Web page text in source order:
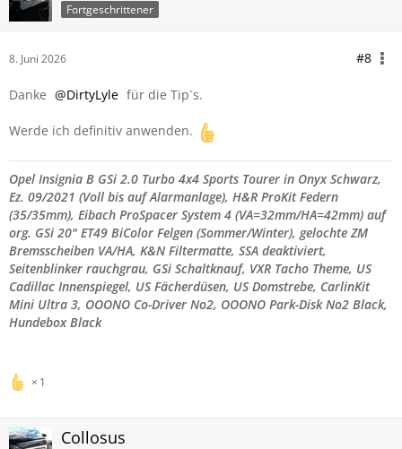
Fortgeschrittener
8. Juni 2026 #8
Danke DirtyLyle für die Tip`s.
Werde ich definitiv anwenden.
Opel Insignia B GSi 2.0 Turbo 4x4 Sports Tourer in Onyx Schwarz,
Ez. 09/2021 (Voll bis auf Alarmanlage), H&R ProKit Federn
(35/35mm), Eibach ProSpacer System 4 (VA=32mm/HA=42mm) auf
org. GSi 20" ET49 BiColor Felgen (Sommer/Winter), gelochte ZM
Bremsscheiben VA/HA, K&N Filtermatte, SSA deaktiviert,
Seitenblinker rauchgrau, GSi Schaltknauf, VXR Tacho Theme, US
Cadillac Innenspiegel, US Fächerdüsen, US Domstrebe, CarlinKit
Mini Ultra 3, OOONO Co-Driver No2, OOONO Park-Disk No2 Black,
Hundebox Black
1
Collosus